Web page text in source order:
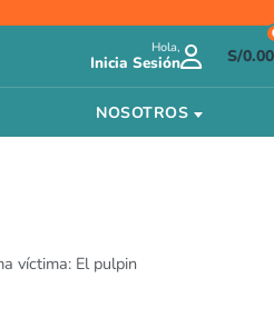
Hola,
Inicia Sesión S/0.00
NOSOTROS
víctima: El pulpin